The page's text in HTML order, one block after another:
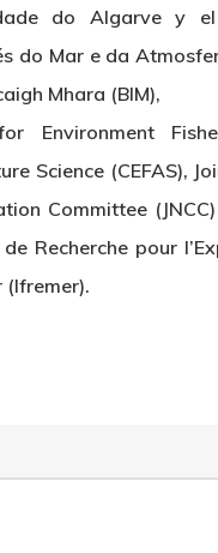
do Algarve y
do Mar e da
Mhara (BIM),
Environment
Science (CEFAS),
Committee
Recherche pour
(Ifremer).